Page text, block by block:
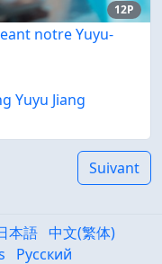
12P
notre Yuyu-
Yuyu Jiang
Suivant
本語 中文(繁体)
Русский